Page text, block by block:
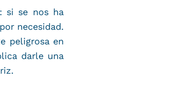
si se nos ha
necesidad.
peligrosa en
darle una